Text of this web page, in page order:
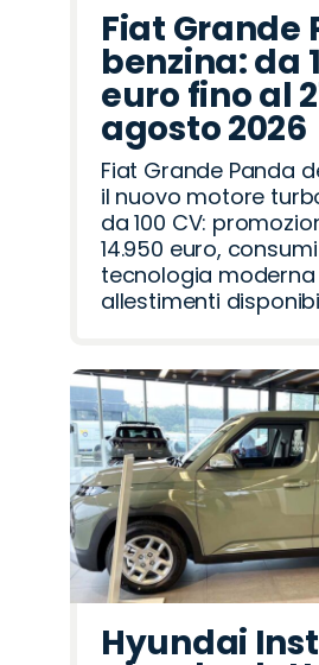
Fiat Grande
benzina: da
euro fino al
agosto 2026
Fiat Grande Panda
il nuovo motore
da 100 CV:
14.950 euro,
tecnologia
allestimenti
Hyundai